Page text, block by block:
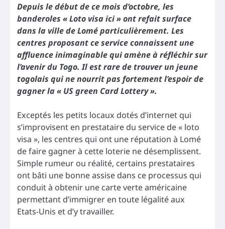
Depuis le début de ce mois d’octobre, les
banderoles « Loto visa ici » ont refait surface
dans la ville de Lomé particulièrement. Les
centres proposant ce service connaissent une
affluence inimaginable qui amène à réfléchir sur
l’avenir du Togo. Il est rare de trouver un jeune
togolais qui ne nourrit pas fortement l’espoir de
gagner la « US green Card Lottery ».
Exceptés les petits locaux dotés d’internet qui
s’improvisent en prestataire du service de « loto
visa », les centres qui ont une réputation à Lomé
de faire gagner à cette loterie ne désemplissent.
Simple rumeur ou réalité, certains prestataires
ont bâti une bonne assise dans ce processus qui
conduit à obtenir une carte verte américaine
permettant d’immigrer en toute légalité aux
Etats-Unis et d’y travailler.